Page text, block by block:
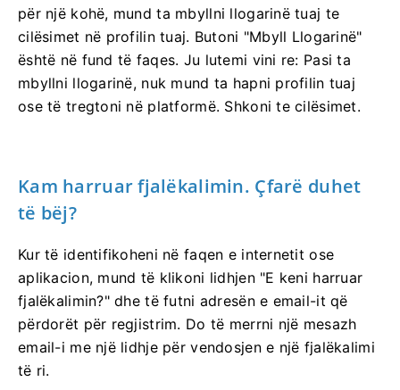
për një kohë, mund ta mbyllni llogarinë tuaj te
cilësimet në profilin tuaj. Butoni "Mbyll Llogarinë"
është në fund të faqes. Ju lutemi vini re: Pasi ta
mbyllni llogarinë, nuk mund ta hapni profilin tuaj
ose të tregtoni në platformë. Shkoni te cilësimet.
Kam harruar fjalëkalimin. Çfarë duhet
të bëj?
Kur të identifikoheni në faqen e internetit ose
aplikacion, mund të klikoni lidhjen "E keni harruar
fjalëkalimin?" dhe të futni adresën e email-it që
përdorët për regjistrim. Do të merrni një mesazh
email-i me një lidhje për vendosjen e një fjalëkalimi
të ri.